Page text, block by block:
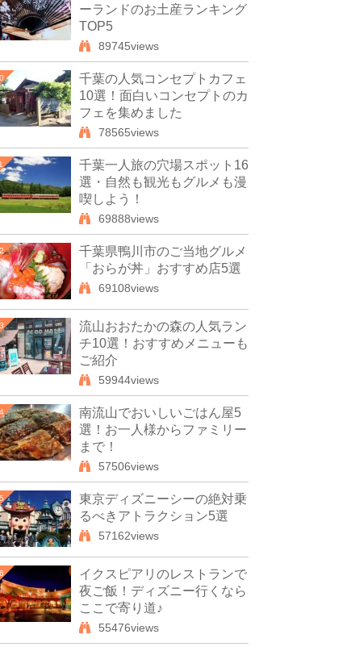
ーランドのお土産ランキング
TOP5
89745views
千葉の人気コンセプトカフェ
10選！面白いコンセプトのカ
フェを集めました
78565views
千葉一人旅の穴場スポット16
選・自然も観光もグルメも漫
喫しよう！
69888views
千葉県鴨川市のご当地グルメ
「おらが丼」おすすめ店5選
69108views
流山おおたかの森の人気ラン
チ10選！おすすめメニューも
ご紹介
59944views
南流山でおいしいごはん屋5
選！お一人様からファミリー
まで！
57506views
東京ディズニーシーの絶対乗
るべきアトラクション5選
57162views
イクスピアリのレストランで
夜ご飯！ディズニー行くなら
ここで寄り道♪
55476views